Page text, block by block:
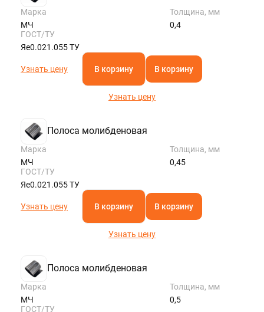
Марка
МЧ
Толщина, мм
0,4
ГОСТ/ТУ
Яе0.021.055 ТУ
Узнать цену В корзину В корзину
Узнать цену
Полоса молибденовая
Марка
МЧ
Толщина, мм
0,45
ГОСТ/ТУ
Яе0.021.055 ТУ
Узнать цену В корзину В корзину
Узнать цену
Полоса молибденовая
Марка
МЧ
Толщина, мм
0,5
ГОСТ/ТУ